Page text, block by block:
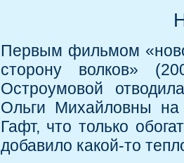
Первым фильмом
сторону волков»
Остроумовой
Ольги Михайловны
Гафт, что только
добавило какой-то